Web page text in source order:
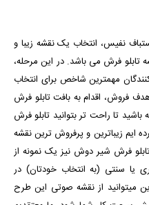
نفیس، انتخاب یک نقشه زیبا و
تابلو فرش می باشد. در این مرحله،
مهمترین شاخص برای انتخاب
فروش، اقدام به بافت تابلو فرش
تا راحت تر بتوانید تابلو فرش
ایم زیباترین و پرفروش ترین نقشه
فرش شیر دوش نیز یک نمونه از
یا سنتی (به انتخاب خودتان) در
میتوانید از نقشه صوتی این طرح